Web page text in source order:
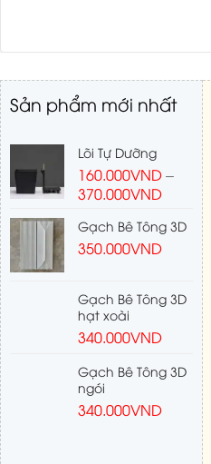
Sản phẩm mới nhất
Lõi Tự Dưỡng
160.000VND–
370.000VND
Gạch Bê Tông 3D
350.000VND
Gạch Bê Tông 3D
hạt xoài
340.000VND
Gạch Bê Tông 3D
ngói
340.000VND